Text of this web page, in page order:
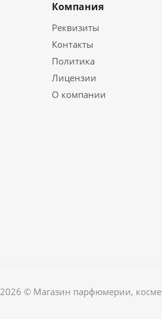
Компания
Реквизиты
Контакты
Политика
Лицензии
О компании
2026 © Магазин парфюмерии,